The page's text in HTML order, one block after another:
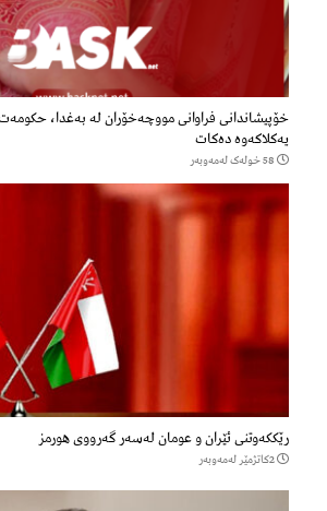
خۆپیشاندانی فراوانی مووچەخۆران لە بەغدا،
یەکلاکەوە دەکات
58 خولەک لەمەوبەر
رێککەوتنی ئێران و عومان لەسەر گەرووی هورمز
2كاتژمێر لەمەوبەر